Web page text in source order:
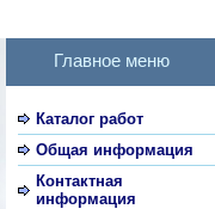
Главное меню
Каталог работ
Общая информация
Контактная
информация